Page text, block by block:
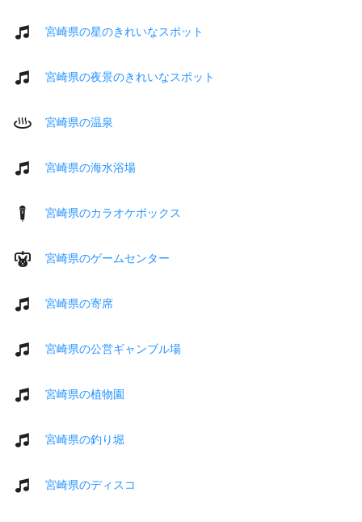
宮崎県の星のきれいなスポット
宮崎県の夜景のきれいなスポット
宮崎県の温泉
宮崎県の海水浴場
宮崎県のカラオケボックス
宮崎県のゲームセンター
宮崎県の寄席
宮崎県の公営ギャンブル場
宮崎県の植物園
宮崎県の釣り堀
宮崎県のディスコ